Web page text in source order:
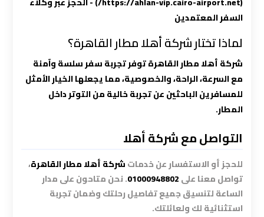
السفر المعتمدين
لماذا تختار شركة أهلا مطار القاهرة؟
شركة أهلا مطار القاهرةتوفر تجربة سفر سلسة وآمنة
معالسرعة، الراحة، والخصوصية، مما يجعلها الخيار الأمثل
للمسافرين الباحثين عن تجربة خالية من التوتر داخل
المطار.
التواصل مع شركة أهلا
للحجز أو الاستفسار عن خدماتشركة أهلا مطار القاهرة،
تواصل معنا على01000948802. نحن متاحون على مدار
الساعة لتنسيق جميع تفاصيل رحلتك وضمان تجربة
استثنائية لك ولعائلتك.
ليموزين
الإسكندرية
مطار
القاهرة
ليموزين
الاسكندرية
القاهرة
ليموزين
الاسكندريه
الغردقه